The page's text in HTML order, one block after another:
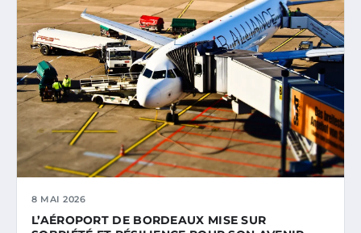
8 MAI 2026
L’AÉROPORT DE BORDEAUX MISE SUR